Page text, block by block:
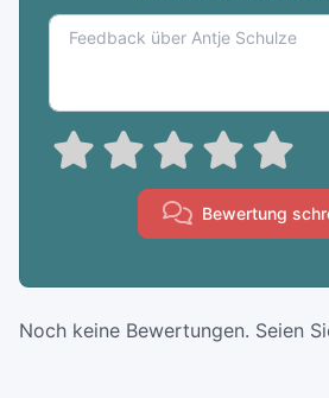
Bewertung
Noch keine Bewertungen. Seien